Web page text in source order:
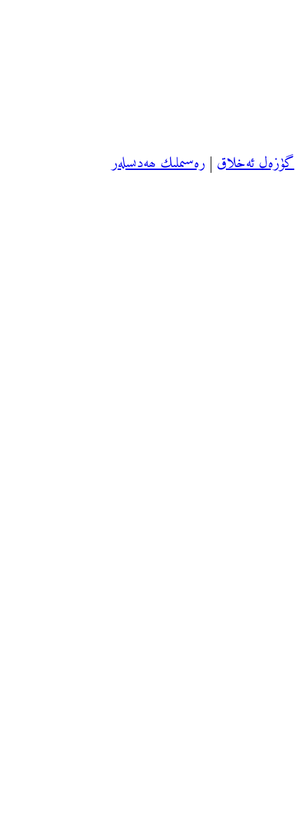
گۈزەل ئەخلاق|رەسىملىك ھەدىسلەر